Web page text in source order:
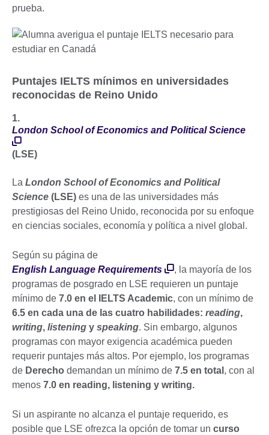
prueba.
Puntajes IELTS mínimos en universidades
reconocidas de Reino Unido
1.
London School of Economics and Political Science
(LSE)
La London School of Economics and Political
Science (LSE) es una de las universidades más
prestigiosas del Reino Unido, reconocida por su enfoque
en ciencias sociales, economía y política a nivel global.
Según su página de
English Language Requirements
, la mayoría de los
programas de posgrado en LSE requieren un puntaje
mínimo de 7.0 en el IELTS Academic, con un mínimo de
6.5 en cada una de las cuatro habilidades: reading,
writing, listening y speaking. Sin embargo, algunos
programas con mayor exigencia académica pueden
requerir puntajes más altos. Por ejemplo, los programas
de Derecho demandan un mínimo de 7.5 en total , con al
menos 7.0 en reading, listening y writing.
Si un aspirante no alcanza el puntaje requerido, es
posible que LSE ofrezca la opción de tomar un curso